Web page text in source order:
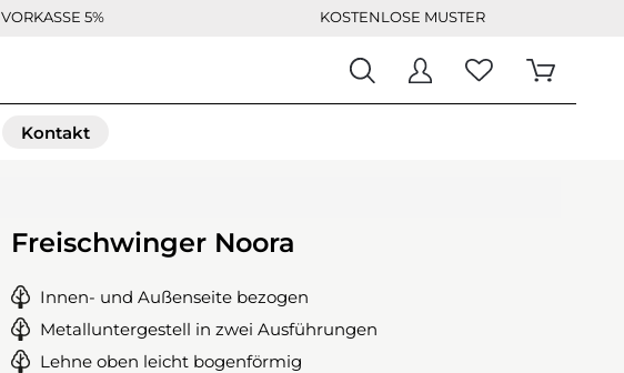
VORKASSE 5% KOSTENLOSE MUSTER
Kontakt
Freischwinger Noora
Innen- und Außenseite bezogen
Metalluntergestell in zwei Ausführungen
Lehne oben leicht bogenförmig